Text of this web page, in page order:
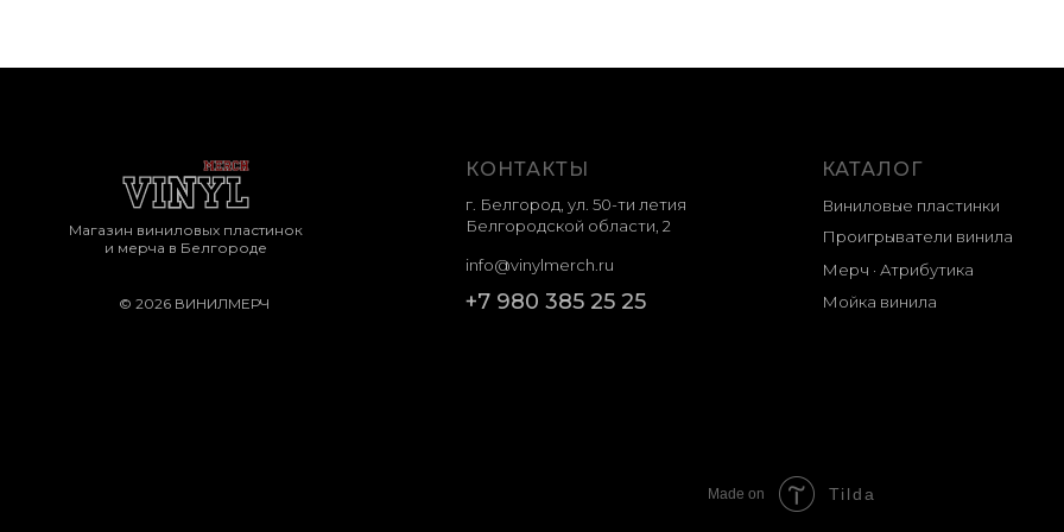
КОНТАКТЫ
г. Белгород, ул. 50-ти летия
Белгородской области, 2
КАТАЛОГ
Виниловые пластинки
+7 980 385 25 25
Магазин виниловых пластинок
и мерча в Белгороде
Проигрыватели винила
Мерч · Атрибутика
Мойка винила
© 2026 ВИНИЛМЕРЧ
info@vinylmerch.ru
Made on Tilda